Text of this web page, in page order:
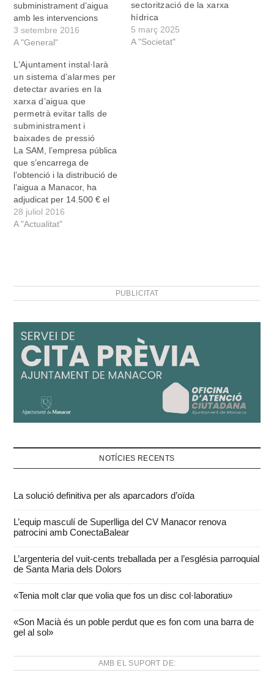
subministrament d’aigua
amb les intervencions
setmanals que s’han fet en
els barris de la zona nord
explicat Francesc Grimalt,
el gerent de la SAM,
l’empresa municipal que
gestiona la captació…
3 setembre 2016
A "General"
sectorització de la xarxa
hídrica
5 març 2025
A "Societat"
L’Ajuntament instal·larà
un sistema d’alarmes per
detectar avaries en la
xarxa d’aigua que
permetrà evitar talls de
subministrament i
baixades de pressió
La SAM, l’empresa pública
que s’encarrega de
l’obtenció i la distribució de
l’aigua a Manacor, ha
adjudicat per 14.500 € el
subministrament i la
instal·lació d’un sistema
monitorar l’activitat de les
bombes extractores
incidències…
28 juliol 2016
A "Actualitat"
PUBLICITAT
NOTÍCIES RECENTS
La solució definitiva per als aparcadors d’oïda
L’equip masculí de Superlliga del CV Manacor renova
patrocini amb ConectaBalear
L’argenteria del vuit-cents treballada per a l’església parroquial
de Santa Maria dels Dolors
«Tenia molt clar que volia que fos un disc col·laboratiu»
«Son Macià és un poble perdut que es fon com una barra de
gel al sol»
AMB EL SUPORT DE: